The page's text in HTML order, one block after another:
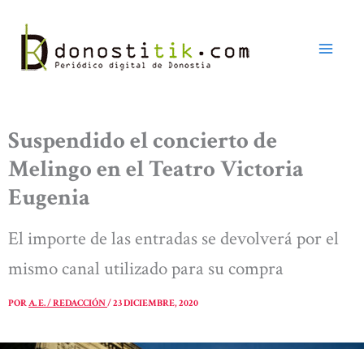
contenido
Suspendido el concierto de
Melingo en el Teatro Victoria
Eugenia
El importe de las entradas se devolverá por el
mismo canal utilizado para su compra
PORA. E. / REDACCIÓN/23 DICIEMBRE, 2020